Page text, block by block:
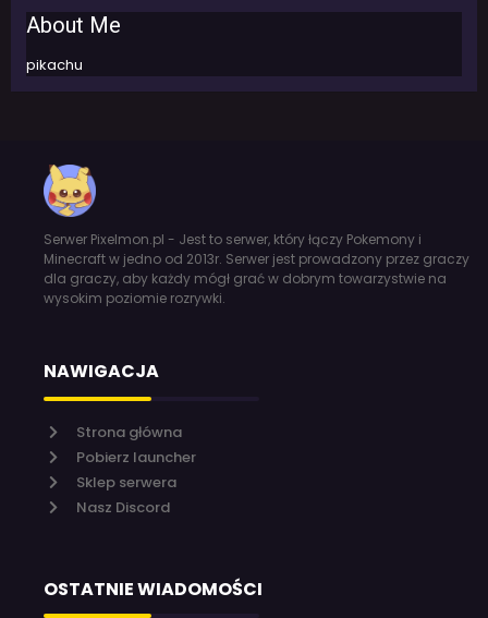
About Me
pikachu
Serwer Pixelmon.pl - Jest to serwer, który łączy Pokemony i
Minecraft w jedno od 2013r. Serwer jest prowadzony przez graczy
dla graczy, aby każdy mógł grać w dobrym towarzystwie na
wysokim poziomie rozrywki.
NAWIGACJA
Strona główna
Pobierz launcher
Sklep serwera
Nasz Discord
OSTATNIE WIADOMOŚCI